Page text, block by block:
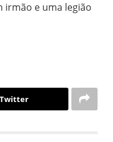
irmão e uma legião
Twitter